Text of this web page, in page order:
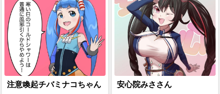
注意喚起チバミナコちゃん 安心院みささん